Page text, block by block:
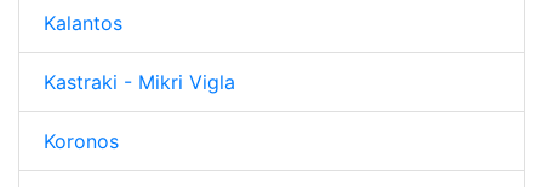
Kalantos
Kastraki - Mikri Vigla
Koronos